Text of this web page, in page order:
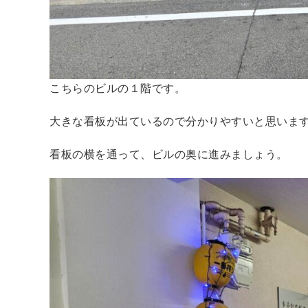
こちらのビルの１階です。
大きな看板が出ているので分かりやすいと思いま
看板の横を通って、ビルの奥に進みましょう。